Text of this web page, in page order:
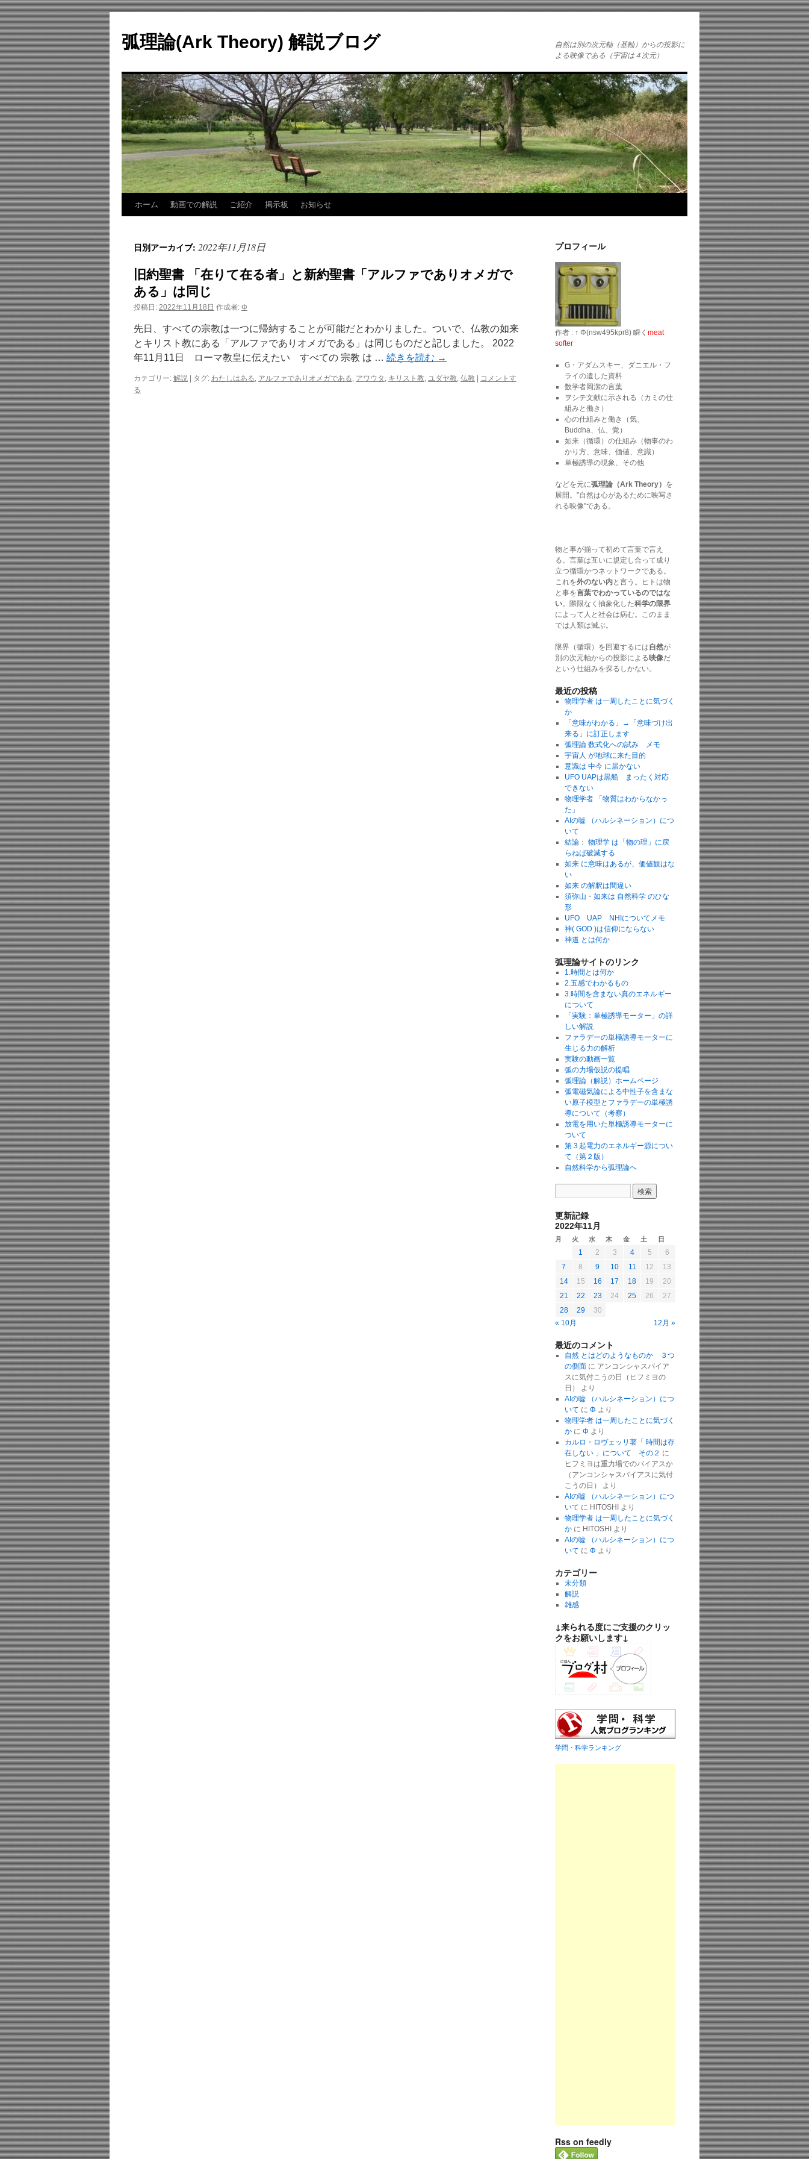
テ
ン
へ
ス
キ
ッ
プ
弧理論(Ark Theory) 解説ブログ
自然は別の次元軸（基軸）からの投影に
よる映像である（宇宙は４次元）
ホーム 動画での解説 ご紹介 掲示板 お知らせ
日別アーカイブ: 2022年11月18日
旧約聖書 「在りて在る者」と新約聖書「アルファでありオメガで
ある」は同じ
投稿日: 2022年11月18日 作成者: Φ
先日、すべての宗教は一つに帰納することが可能だとわかりました。ついで、仏教の如来
とキリスト教にある「アルファでありオメガである」は同じものだと記しました。 2022
年11月11日 ローマ教皇に伝えたい すべての 宗教 は … 続きを読む →
カテゴリー: 解説 タグ: わたしはある, アルファでありオメガである, アワウタ , キリスト教, ユダヤ教, 仏教
コメントす
る
プロフィール
作者 : ↑ Φ(nsw495kpr8) 瞬く meat
softer
G・アダムスキー、ダニエル・フ
ライの遺した資料
数学者岡潔の言葉
ヲシテ文献に示される（カミの仕
組みと働き）
心の仕組みと働き（気、
Buddha、仏、覚）
如来（循環）の仕組み（物事のわ
かり方、意味、価値、意識）
単極誘導の現象、その他
などを元に弧理論（Ark Theory） を
展開。”自然は心があるために映写さ
れる映像”である。
物と事が揃って初めて言葉で言え
る。言葉は互いに規定し合って成り
立つ循環かつネットワークである。
これを外のない内と言う。ヒトは物
と事を言葉でわかっているのではな
い。際限なく抽象化した科学の限界
によって人と社会は病む。このまま
では人類は滅ぶ。
限界（循環）を回避するには自然が
別の次元軸からの投影による映像だ
という仕組みを探るしかない。
最近の投稿
物理学者 は一周したことに気づく
か
「意味がわかる」→「意味づけ出
来る」に訂正します
弧理論 数式化への試み メモ
宇宙人 が地球に来た目的
意識は 中今 に届かない
UFO UAPは黒船 まったく対応
できない
物理学者 「物質はわからなかっ
た」
AIの嘘 （ハルシネーション）につ
いて
結論： 物理学 は「物の理」に戻
らねば破滅する
如来 に意味はあるが、価値観はな
い
如来 の解釈は間違い
須弥山・如来は 自然科学 のひな
形
UFO UAP NHIについてメモ
神( GOD )は信仰にならない
神道 とは何か
弧理論サイトのリンク
1.時間とは何か
2.五感でわかるもの
3.時間を含まない真のエネルギー
について
「実験：単極誘導モーター」の詳
しい解説
ファラデーの単極誘導モーターに
生じる力の解析
実験の動画一覧
弧の力場仮説の提唱
弧理論（解説）ホームページ
弧電磁気論による中性子を含まな
い原子模型とファラデーの単極誘
導について（考察）
放電を用いた単極誘導モーターに
ついて
第３起電力のエネルギー源につい
て（第２版）
自然科学から弧理論へ
更新記録
2022年11月
月 火 水 木 金 土 日
1 2 3 4 5
6
7
8 9 10 11 12
13
14
15 16 17 18 19
20
21
22 23 24 25 26
27
28
29
30
« 10月
12月 »
最近のコメント
自然 とはどのようなものか ３つ
の側面に アンコンシャスバイア
スに気付こうの日（ヒフミヨの
日）
より
AIの嘘 （ハルシネーション）につ
いて に Φ より
物理学者 は一周したことに気づく
かに Φ より
カルロ・ロヴェッリ著「 時間は存
在しない 」について その２ に
ヒフミヨは重力場でのバイアスか
（アンコンシャスバイアスに気付
こうの日）
より
AIの嘘 （ハルシネーション）につ
いて に HITOSHI
より
物理学者 は一周したことに気づく
かに HITOSHI
より
AIの嘘 （ハルシネーション）につ
いて に Φ より
カテゴリー
未分類
解説
雑感
↓来られる度にご支援のクリッ
クをお願いします↓
学問・科学ランキング
Rss on feedly